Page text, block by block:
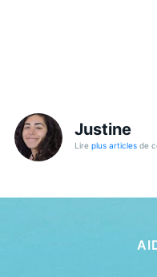
Justine
Lire plus articlesde